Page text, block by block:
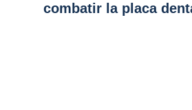
combatir la placa